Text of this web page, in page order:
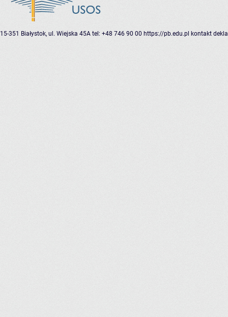
15-351 Białystok, ul. Wiejska 45A tel: +48 746 90 00 https://pb.edu.pl kontakt